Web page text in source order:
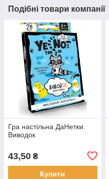
Подібні товари компанії
Гра настільна ДаНетки.
Виводок
43,50 ₴
Купити